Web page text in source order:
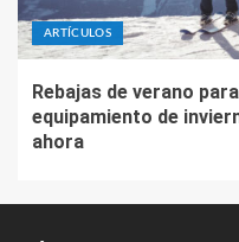
ARTÍCULOS
Rebajas de verano
equipamiento de
ahora